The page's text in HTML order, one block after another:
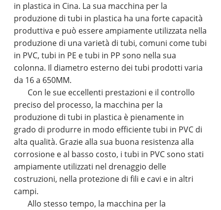
in plastica in Cina. La sua macchina per la
produzione di tubi in plastica ha una forte capacità
produttiva e può essere ampiamente utilizzata nella
produzione di una varietà di tubi, comuni come tubi
in PVC, tubi in PE e tubi in PP sono nella sua
colonna. Il diametro esterno dei tubi prodotti varia
da 16 a 650MM.
Con le sue eccellenti prestazioni e il controllo
preciso del processo, la macchina per la
produzione di tubi in plastica è pienamente in
grado di produrre in modo efficiente tubi in PVC di
alta qualità. Grazie alla sua buona resistenza alla
corrosione e al basso costo, i tubi in PVC sono stati
ampiamente utilizzati nel drenaggio delle
costruzioni, nella protezione di fili e cavi e in altri
campi.
Allo stesso tempo, la macchina per la